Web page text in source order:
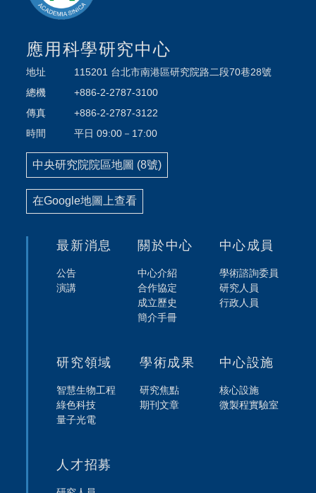
應用科學研究中心
地址
115201 台北市南港區研究院路二段70巷28號
總機
+886-2-2787-3100
傳真
+886-2-2787-3122
時間
平日 09:00－17:00
中央研究院院區地圖 (8號)
在Google地圖上查看
最新消息
公告
演講
關於中心
中心介紹
合作協定
成立歷史
簡介手冊
中心成員
學術諮詢委員
研究人員
行政人員
研究領域
智慧生物工程
綠色科技
量子光電
學術成果
研究焦點
期刊文章
中心設施
核心設施
微製程實驗室
人才招募